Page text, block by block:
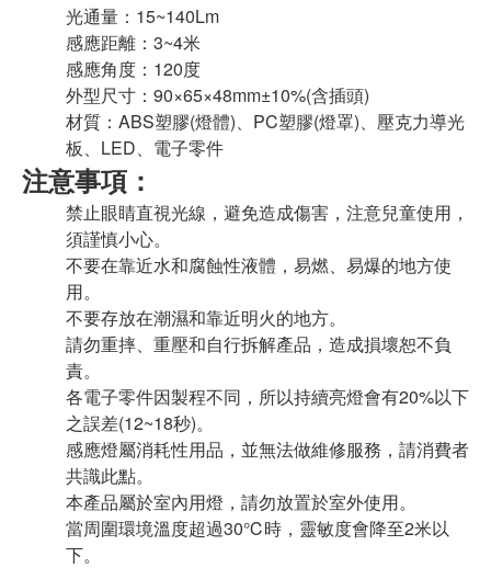
光通量：15~140Lm
感應距離：3~4米
感應角度：120度
外型尺寸：90×65×48mm±10%(含插頭)
材質：ABS塑膠(燈體)、PC塑膠(燈罩)、壓克力導光
板、LED、電子零件
注意事項：
禁止眼睛直視光線，避免造成傷害，注意兒童使用，
須謹慎小心。
不要在靠近水和腐蝕性液體，易燃、易爆的地方使
用。
不要存放在潮濕和靠近明火的地方。
請勿重摔、重壓和自行拆解產品，造成損壞恕不負
責。
各電子零件因製程不同，所以持續亮燈會有20%以下
之誤差(12~18秒)。
感應燈屬消耗性用品，並無法做維修服務，請消費者
共識此點。
本產品屬於室內用燈，請勿放置於室外使用。
當周圍環境溫度超過30℃時，靈敏度會降至2米以
下。